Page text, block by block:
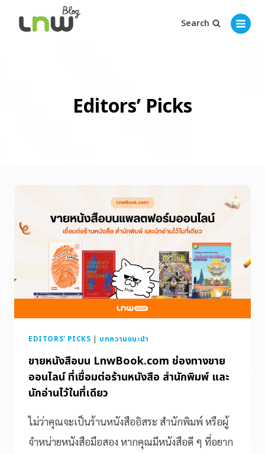
Search
Editors’ Picks
EDITORS' PICKS | บทความแนะนำ
ขายหนังสือบน LnwBook.com ช่องทางขาย
ออนไลน์ ที่เชื่อมต่อร้านหนังสือ สำนักพิมพ์ และ
นักอ่านไว้ในที่เดียว
ไม่ว่าคุณจะเป็นร้านหนังสืออิสระ สำนักพิมพ์ หรือผู้
จำหน่ายหนังสือมือสอง หากคุณมีหนังสือดี ๆ ที่อยาก